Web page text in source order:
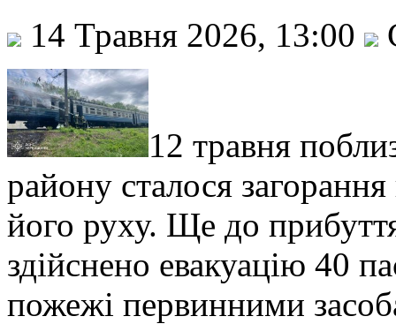
14 Травня 2026, 13:00
12 травня
району сталося загорання
його руху. Ще до
здійснено евакуацію 40
пожежі первинними